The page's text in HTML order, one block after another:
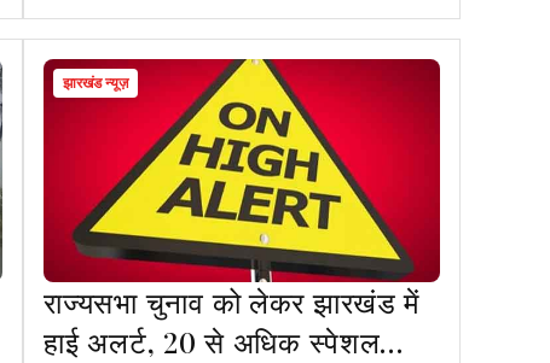
झारखंड न्यूज़
राज्यसभा चुनाव को लेकर झारखंड में
हाई अलर्ट, 20 से अधिक स्पेशल